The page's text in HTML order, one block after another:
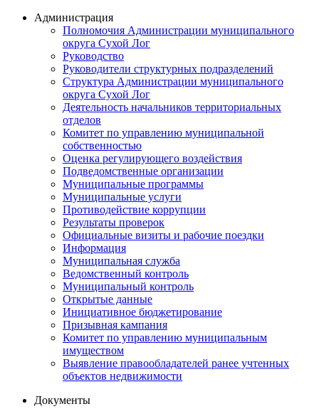
Администрация
Полномочия Администрации муниципального
округа Сухой Лог
Руководство
Руководители структурных подразделений
Структура Администрации муниципального
округа Сухой Лог
Деятельность начальников территориальных
отделов
Комитет по управлению муниципальной
собственностью
Оценка регулирующего воздействия
Подведомственные организации
Муниципальные программы
Муниципальные услуги
Противодействие коррупции
Результаты проверок
Официальные визиты и рабочие поездки
Информация
Муниципальная служба
Ведомственный контроль
Муниципальный контроль
Открытые данные
Инициативное бюджетирование
Призывная кампания
Комитет по управлению муниципальным
имуществом
Выявление правообладателей ранее учтенных
объектов недвижимости
Документы